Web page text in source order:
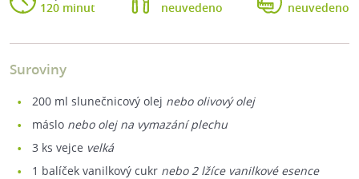
120 minut
neuvedeno
neuvedeno
Suroviny
200 ml slunečnicový olej nebo olivový olej
máslo nebo olej na vymazání plechu
3 ks vejce velká
1 balíček vanilkový cukr nebo 2 lžíce vanilkové esence